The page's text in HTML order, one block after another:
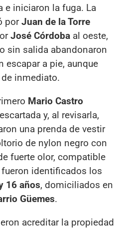
e iniciaron la fuga. La
porJuan de la Torre
José Córdoba al oeste,
sin salida abandonaron
escapar a pie, aunque
inmediato.
Mario Castro
y, al revisarla,
una prenda de vestir
de nylon negro con
fuerte olor, compatible
identificados los
16 años, domiciliados en
Güemes.
acreditar la propiedad